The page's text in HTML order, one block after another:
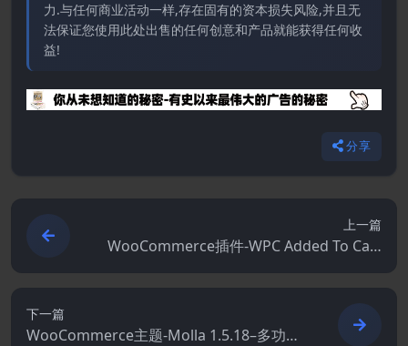
力.与任何商业活动一样,存在固有的资本损失风险,并且无
法保证您使用此处出售的任何创意和产品就能获得任何收
益!
分享
上一篇
WooCommerce插件-WPC Added To Cart
Notification for WooCommerce Premiu
m 3.1.5
下一篇
WooCommerce主题-Molla 1.5.18–多功能